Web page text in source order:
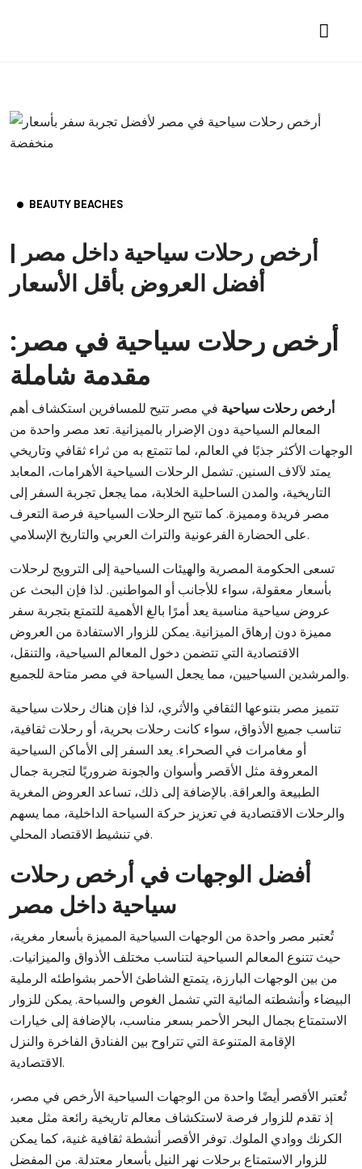
BEAUTY BEACHES
أرخص رحلات سياحية داخل مصر |
أفضل العروض بأقل الأسعار
أرخص رحلات سياحية في مصر:
مقدمة شاملة
أرخص رحلات سياحية في مصر تتيح للمسافرين استكشاف أهم
المعالم السياحية دون الإضرار بالميزانية. تعد مصر واحدة من
الوجهات الأكثر جذبًا في العالم، لما تتمتع به من ثراء ثقافي وتاريخي
يمتد لآلاف السنين. تشمل الرحلات السياحية الأهرامات، المعابد
التاريخية، والمدن الساحلية الخلابة، مما يجعل تجربة السفر إلى
مصر فريدة ومميزة. كما تتيح الرحلات السياحية فرصة التعرف
على الحضارة الفرعونية والتراث العربي والتاريخ الإسلامي.
تسعى الحكومة المصرية والهيئات السياحية إلى الترويج لرحلات
بأسعار معقولة، سواء للأجانب أو المواطنين. لذا فإن البحث عن
عروض سياحية مناسبة يعد أمرًا بالغ الأهمية للتمتع بتجربة سفر
مميزة دون إرهاق الميزانية. يمكن للزوار الاستفادة من العروض
الاقتصادية التي تتضمن دخول المعالم السياحية، والتنقل،
والمرشدين السياحيين، مما يجعل السياحة في مصر متاحة للجميع.
تتميز مصر بتنوعها الثقافي والأثري، لذا فإن هناك رحلات سياحية
تناسب جميع الأذواق، سواء كانت رحلات بحرية، أو رحلات ثقافية،
أو مغامرات في الصحراء. يعد السفر إلى الأماكن السياحية
المعروفة مثل الأقصر وأسوان والجونة ضروريًا لتجربة جمال
الطبيعة والعراقة. بالإضافة إلى ذلك، تساعد العروض المغرية
والرحلات الاقتصادية في تعزيز حركة السياحة الداخلية، مما يسهم
في تنشيط الاقتصاد المحلي.
أفضل الوجهات في أرخص رحلات
سياحية داخل مصر
تُعتبر مصر واحدة من الوجهات السياحية المميزة بأسعار مغرية،
حيث تتنوع المعالم السياحية لتناسب مختلف الأذواق والميزانيات.
من بين الوجهات البارزة، يتمتع الشاطئ الأحمر بشواطئه الرملية
البيضاء وأنشطته المائية التي تشمل الغوص والسباحة. يمكن للزوار
الاستمتاع بجمال البحر الأحمر بسعر مناسب، بالإضافة إلى خيارات
الإقامة المتنوعة التي تتراوح بين الفنادق الفاخرة والنزل
الاقتصادية.
تُعتبر الأقصر أيضًا واحدة من الوجهات السياحية الأرخص في مصر،
إذ تقدم للزوار فرصة لاستكشاف معالم تاريخية رائعة مثل معبد
الكرنك ووادي الملوك. توفر الأقصر أنشطة ثقافية غنية، كما يمكن
للزوار الاستمتاع برحلات نهر النيل بأسعار معتدلة. من المفضل